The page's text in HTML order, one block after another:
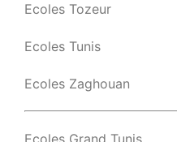
Ecoles Tozeur
Ecoles Tunis
Ecoles Zaghouan
Ecoles Grand Tunis